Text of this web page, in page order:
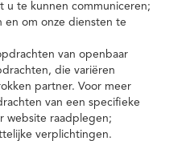
u te kunnen communiceren;
en om onze diensten te
van openbaar
die variëren
partner. Voor meer
van een specifieke
website raadplegen;
verplichtingen.